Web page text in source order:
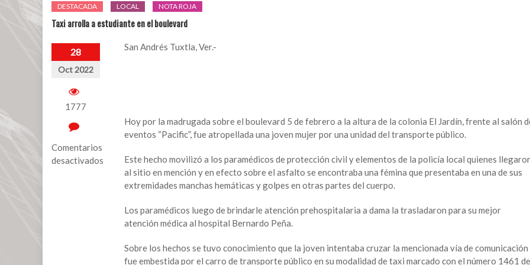
DESTACADA LOCAL NOTA ROJA
Taxi arrolla a estudiante en el boulevard
28
Oct 2022
1777
Comentarios
desactivados
San Andrés Tuxtla, Ver.-
Hoy por la madrugada sobre el boulevard 5 de febrero a la altura de la colonia El Jardín, frente al salón
eventos “Pacific”, fue atropellada una joven mujer por una unidad del transporte público.
Este hecho movilizó a los paramédicos de protección civil y elementos de la policía local quienes
al sitio en mención y en efecto sobre el asfalto se encontraba una fémina que presentaba en una de sus
extremidades manchas hemáticas y golpes en otras partes del cuerpo.
Los paramédicos luego de brindarle atención prehospitalaria a dama la trasladaron para su mejor
atención médica al hospital Bernardo Peña.
Sobre los hechos se tuvo conocimiento que la joven intentaba cruzar la mencionada vía de comunicación
fue embestida por el carro de transporte público en su modalidad de taxi marcado con el número 1461 de